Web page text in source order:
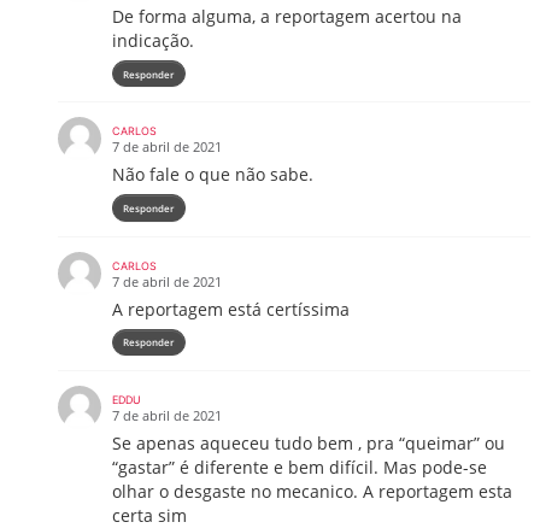
De forma alguma, a reportagem acertou na
indicação.
Responder
CARLOS
7 de abril de 2021
Não fale o que não sabe.
Responder
CARLOS
7 de abril de 2021
A reportagem está certíssima
Responder
EDDU
7 de abril de 2021
Se apenas aqueceu tudo bem , pra “queimar” ou
“gastar” é diferente e bem difícil. Mas pode-se
olhar o desgaste no mecanico. A reportagem esta
certa sim